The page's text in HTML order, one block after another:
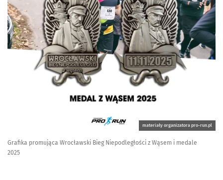
materiały organizatora pro-run.pl
Grafika promująca Wrocławski Bieg Niepodległości z Wąsem i medale
2025